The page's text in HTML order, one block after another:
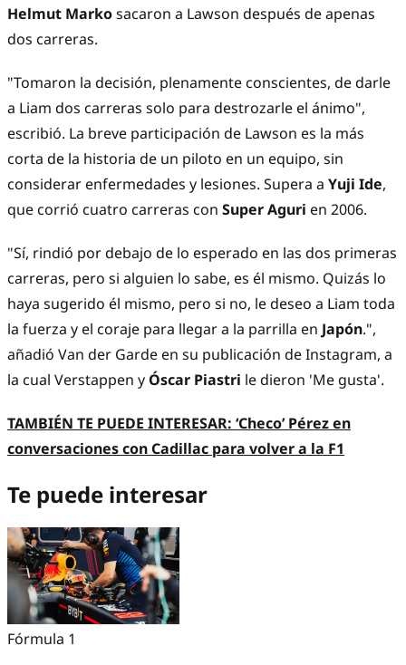
Helmut Markosacaron a Lawson después de apenas
dos carreras.
"Tomaron la decisión, plenamente conscientes, de darle
a Liam dos carreras solo para destrozarle el ánimo",
escribió. La breve participación de Lawson es la más
corta de la historia de un piloto en un equipo, sin
considerar enfermedades y lesiones. Supera a Yuji Ide,
que corrió cuatro carreras con Super Aguri en 2006.
"Sí, rindió por debajo de lo esperado en las dos primeras
carreras, pero si alguien lo sabe, es él mismo. Quizás lo
haya sugerido él mismo, pero si no, le deseo a Liam toda
la fuerza y ​​el coraje para llegar a la parrilla en Japón.",
añadió Van der Garde en su publicación de Instagram, a
la cual Verstappen yÓscar Piastri le dieron 'Me gusta'.
TAMBIÉN TE PUEDE INTERESAR: ‘Checo’ Pérez en
conversaciones con Cadillac para volver a la F1
Te puede interesar
Fórmula 1